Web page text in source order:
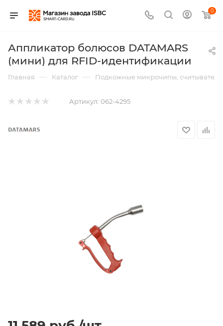
0
Аппликатор болюсов DATAMARS
(мини) для RFID-идентификации
Главная — Каталог — Подкожные микрочипы,
Артикул: 062-4295